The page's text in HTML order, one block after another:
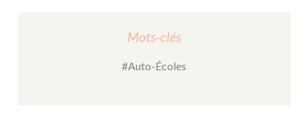
Mots-clés
#Auto-Écoles